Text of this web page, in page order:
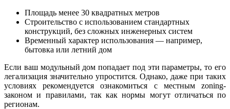
Площадь менее 30 квадратных метров
Строительство с использованием стандартных
конструкций, без сложных инженерных систем
Временный характер использования — например,
бытовка или летний дом
Если ваш модульный дом попадает под эти параметры, то его
легализация значительно упростится. Однако, даже при таких
условиях рекомендуется ознакомиться с местным zoning-
законом и правилами, так как нормы могут отличаться по
регионам.